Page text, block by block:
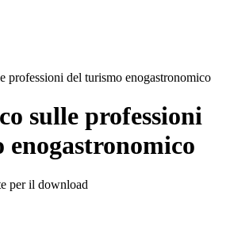
professioni del turismo enogastronomico
sulle professioni
per il download